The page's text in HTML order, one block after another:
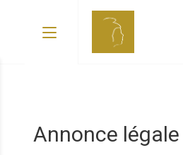
Annonce légale